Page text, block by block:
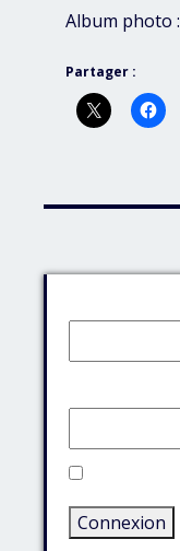
Album photo :
Partager :
Connexion